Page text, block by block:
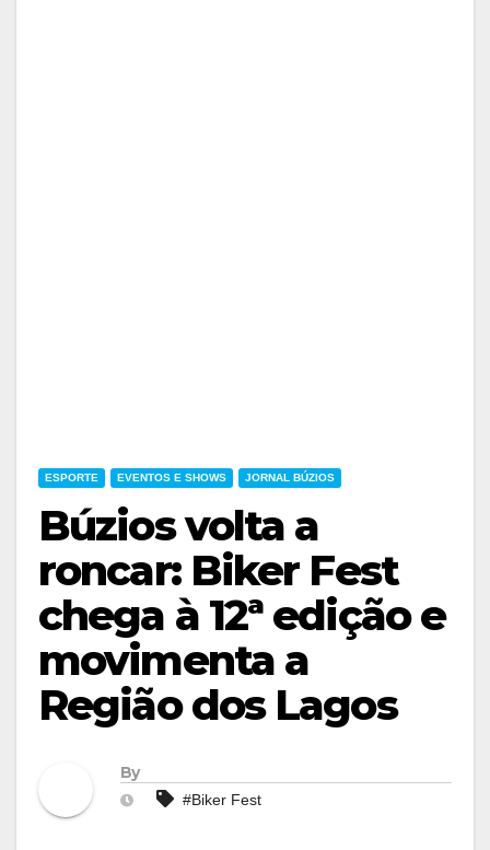
ESPORTE EVENTOS E SHOWS JORNAL BÚZIOS
Búzios volta a
roncar: Biker Fest
chega à 12ª edição e
movimenta a
Região dos Lagos
By
#Biker Fest